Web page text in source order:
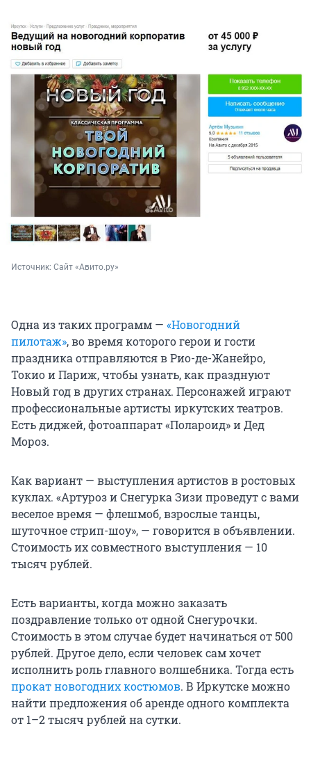
Источник: Сайт «Авито.ру»
Одна из таких программ — «Новогодний
пилотаж», во время которого герои и гости
праздника отправляются в Рио-де-Жанейро,
Токио и Париж, чтобы узнать, как празднуют
Новый год в других странах. Персонажей играют
профессиональные артисты иркутских театров.
Есть диджей, фотоаппарат «Полароид» и Дед
Мороз.
Как вариант — выступления артистов в ростовых
куклах. «Артуроз и Снегурка Зизи проведут с вами
веселое время — флешмоб, взрослые танцы,
шуточное стрип-шоу», — говорится в объявлении.
Стоимость их совместного выступления — 10
тысяч рублей.
Есть варианты, когда можно заказать
поздравление только от одной Снегурочки.
Стоимость в этом случае будет начинаться от 500
рублей. Другое дело, если человек сам хочет
исполнить роль главного волшебника. Тогда есть
прокат новогодних костюмов. В Иркутске можно
найти предложения об аренде одного комплекта
от 1–2 тысяч рублей на сутки.